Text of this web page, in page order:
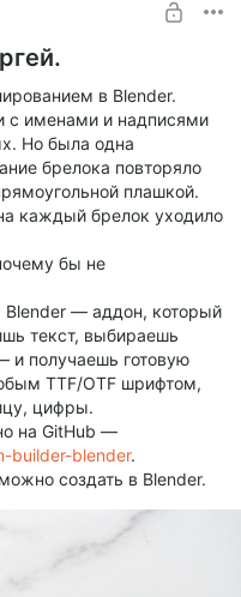
в Blender.
с именами и надписями
Но была одна
брелока повторяло
плашкой.
каждый брелок уходило
бы не
Blender — аддон, который
текст, выбираешь
получаешь готовую
TTF/OTF шрифтом,
цифры.
на GitHub —
builder-blender.
создать в Blender.